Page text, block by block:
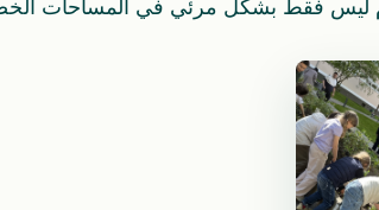
ليس فقط بشكل مرئي في المساحات